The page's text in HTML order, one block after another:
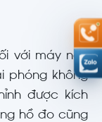
với máy nén
phóng không
được kích
hồ đo cũng